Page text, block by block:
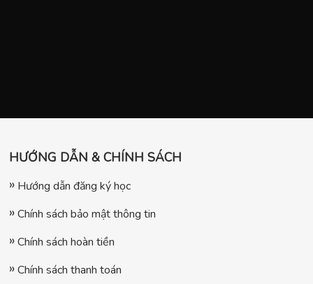
HƯỚNG DẪN & CHÍNH SÁCH
Hướng dẫn đăng ký học
Chính sách bảo mật thông tin
Chính sách hoàn tiền
Chính sách thanh toán